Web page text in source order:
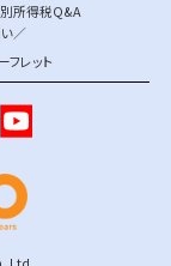
所得税Q&A
／
レット